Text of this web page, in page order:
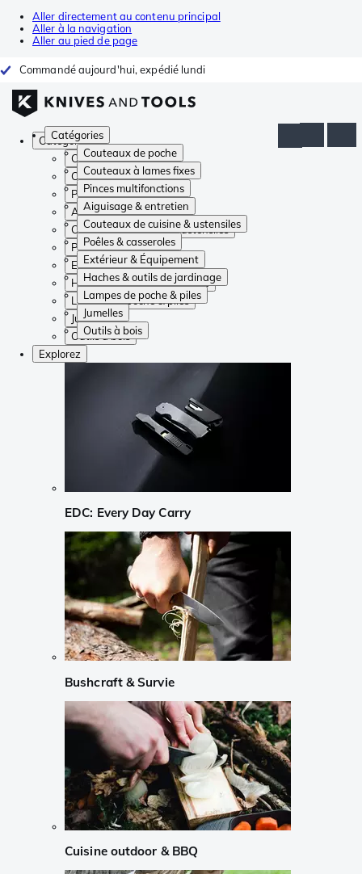
Aller directement au contenu principal
Aller à la navigation
Aller au pied de page
Commandé aujourd'hui, expédié lundi
Catégories
Couteaux de poche
Couteaux à lames fixes
Pinces multifonctions
Aiguisage & entretien
Couteaux de cuisine & ustensiles
Poêles & casseroles
Extérieur & Équipement
Haches & outils de jardinage
Lampes de poche & piles
Jumelles
Outils à bois
Catégories
Couteaux de poche
Couteaux à lames fixes
Pinces multifonctions
Aiguisage & entretien
Couteaux de cuisine & ustensiles
Poêles & casseroles
Extérieur & Équipement
Haches & outils de jardinage
Lampes de poche & piles
Jumelles
Outils à bois
Explorez
EDC: Every Day Carry
Bushcraft & Survie
Cuisine outdoor & BBQ